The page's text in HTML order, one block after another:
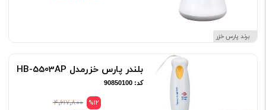
برند پارس خزر
بلندر پارس خزرمدل HB-5503AP
کد: 90850100
%12 ۴٬۶۱۷٬۸۰۰